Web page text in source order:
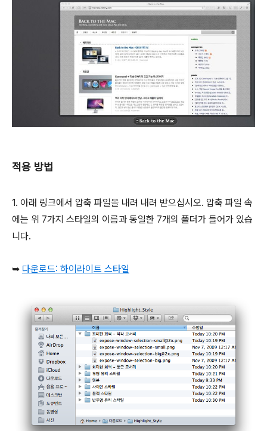
적용 방법
1. 아래 링크에서 압축 파일을 내려 내려 받으십시오. 압축 파일 속
에는 위 7가지 스타일의 이름과 동일한 7개의 폴더가 들어가 있습
니다.
➥ 다운로드: 하이라이트 스타일